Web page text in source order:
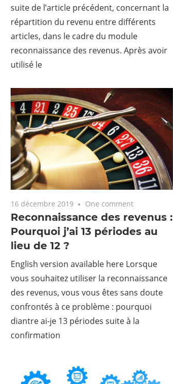
suite de l’article précédent, concernant la
répartition du revenu entre différents
articles, dans le cadre du module
reconnaissance des revenus. Après avoir
utilisé le
16 décembre 2019 One comment
Reconnaissance des revenus :
Pourquoi j’ai 13 périodes au
lieu de 12 ?
English version available here Lorsque
vous souhaitez utiliser la reconnaissance
des revenus, vous vous êtes sans doute
confrontés à ce problème : pourquoi
diantre ai-je 13 périodes suite à la
confirmation